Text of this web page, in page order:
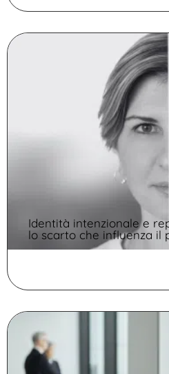
Identità intenzionale e
lo scarto che influenza il